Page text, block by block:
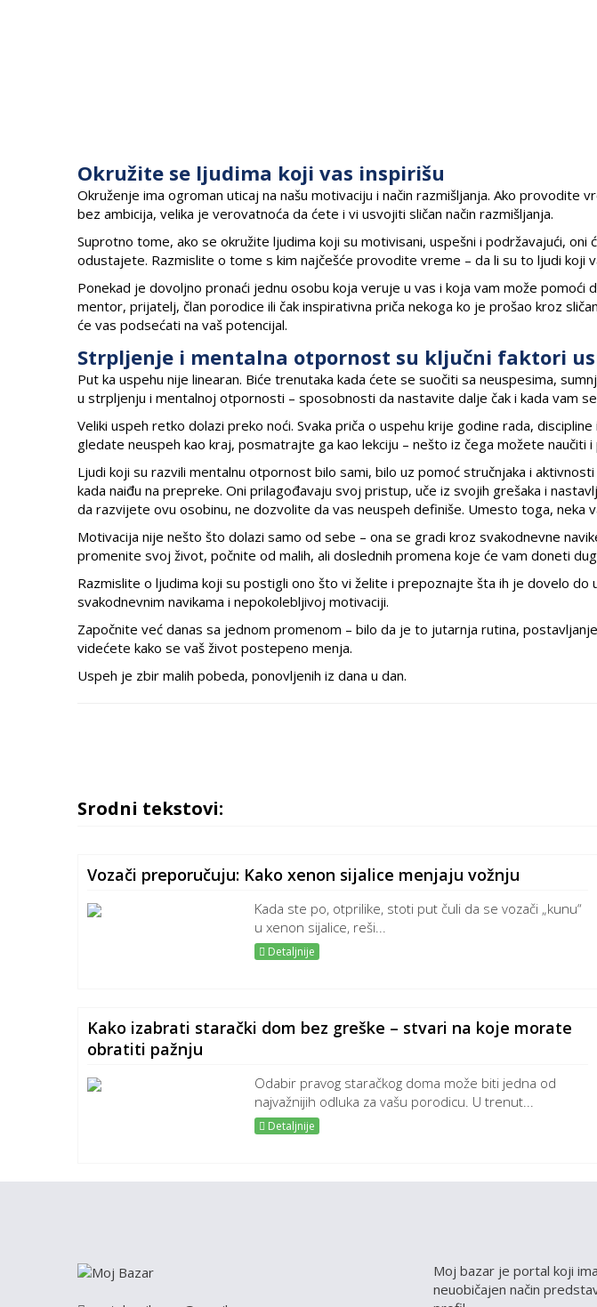
Okružite se ljudima koji vas inspirišu
Okruženje ima ogroman uticaj na našu motivaciju i način razmišljanja. Ako provodite
bez ambicija, velika je verovatnoća da ćete i vi usvojiti sličan način razmišljanja.
Suprotno tome, ako se okružite ljudima koji su motivisani, uspešni i podržavajući,
odustajete. Razmislite o tome s kim najčešće provodite vreme – da li su to ljudi koji
Ponekad je dovoljno pronaći jednu osobu koja veruje u vas i koja vam može pomoći
mentor, prijatelj, član porodice ili čak inspirativna priča nekoga ko je prošao kroz
će vas podsećati na vaš potencijal.
Strpljenje i mentalna otpornost su ključni faktori
Put ka uspehu nije linearan. Biće trenutaka kada ćete se suočiti sa neuspesima,
u strpljenju i mentalnoj otpornosti – sposobnosti da nastavite dalje čak i kada vam
Veliki uspeh retko dolazi preko noći. Svaka priča o uspehu krije godine rada,
gledate neuspeh kao kraj, posmatrajte ga kao lekciju – nešto iz čega možete naučiti
Ljudi koji su razvili mentalnu otpornost bilo sami, bilo uz pomoć stručnjaka i
kada naiđu na prepreke. Oni prilagođavaju svoj pristup, uče iz svojih grešaka i
da razvijete ovu osobinu, ne dozvolite da vas neuspeh definiše. Umesto toga, neka
Motivacija nije nešto što dolazi samo od sebe – ona se gradi kroz svakodnevne
promenite svoj život, počnite od malih, ali doslednih promena koje će vam doneti
Razmislite o ljudima koji su postigli ono što vi želite i prepoznajte šta ih je dovelo do
svakodnevnim navikama i nepokolebljivoj motivaciji.
Započnite već danas sa jednom promenom – bilo da je to jutarnja rutina,
videćete kako se vaš život postepeno menja.
Uspeh je zbir malih pobeda, ponovljenih iz dana u dan.
Srodni tekstovi:
Vozači preporučuju: Kako xenon sijalice menjaju vožnju
Kada ste po, otprilike, stoti put čuli da se vozači „kunu“
u xenon sijalice, reši...
Detaljnije
Kako izabrati starački dom bez greške – stvari na koje morate
obratiti pažnju
Odabir pravog staračkog doma može biti jedna od
najvažnijih odluka za vašu porodicu. U trenut...
Detaljnije
Moj bazar je portal koji
neuobičajen način